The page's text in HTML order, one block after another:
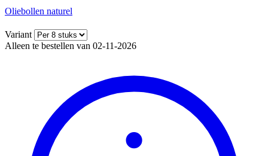
Oliebollen naturel
Variant
Alleen te bestellen van 02-11-2026